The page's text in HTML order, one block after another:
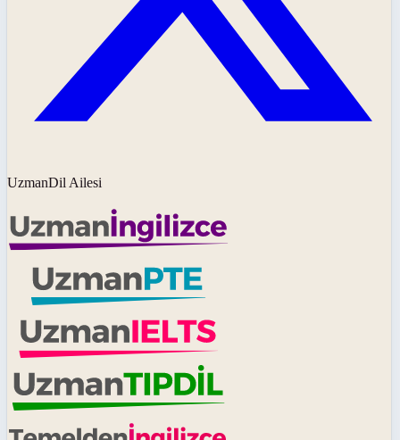
UzmanDil Ailesi